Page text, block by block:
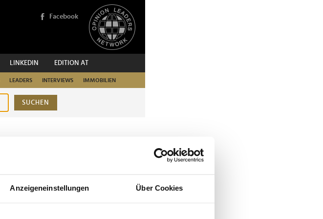
Anzeigeneinstellungen Über Cookies
Facebook
LINKEDIN EDITION AT
LEADERS INTERVIEWS IMMOBILIEN
SUCHEN